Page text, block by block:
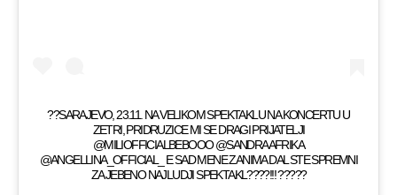
??SARAJEVO, 23.11. NA VELIKOM SPEKTAKLU NA KONCERTU U
ZETRI, PRIDRUZICE MI SE DRAGI PRIJATELJI
@MILIOFFICIALBEBOOO @SANDRAAFRIKA
@ANGELLINA_OFFICIAL_ E SAD MENE ZANIMA DAL STE SPREMNI
ZA JEBENO NAJLUDJI SPEKTAKL????!!! ?????